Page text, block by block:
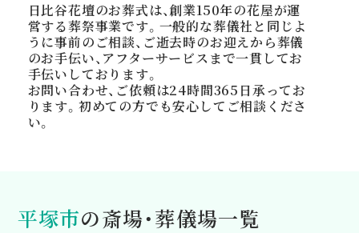
日比谷花壇のお葬式は、創業150年の花屋が運
営する葬祭事業です。一般的な葬儀社と同じよ
うに事前のご相談、ご逝去時のお迎えから葬儀
のお手伝い、アフターサービスまで一貫してお
手伝いしております。
お問い合わせ、ご依頼は24時間365日承ってお
ります。初めての方でも安心してご相談くださ
い。
平塚市の斎場・葬儀場一覧